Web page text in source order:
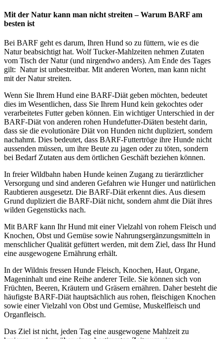
Mit der Natur kann man nicht streiten – Warum BARF am
besten ist
Bei BARF geht es darum, Ihren Hund so zu füttern, wie es die
Natur beabsichtigt hat. Wolf Tucker-Mahlzeiten nehmen Zutaten
vom Tisch der Natur (und nirgendwo anders). Am Ende des Tages
gilt: Natur ist unbestreitbar. Mit anderen Worten, man kann nicht
mit der Natur streiten.
Wenn Sie Ihrem Hund eine BARF-Diät geben möchten, bedeutet
dies im Wesentlichen, dass Sie Ihrem Hund kein gekochtes oder
verarbeitetes Futter geben können. Ein wichtiger Unterschied in der
BARF-Diät von anderen rohen Hundefutter-Diäten besteht darin,
dass sie die evolutionäre Diät von Hunden nicht dupliziert, sondern
nachahmt. Dies bedeutet, dass BARF-Futtertröge ihre Hunde nicht
aussenden müssen, um ihre Beute zu jagen oder zu töten, sondern
bei Bedarf Zutaten aus dem örtlichen Geschäft beziehen können.
In freier Wildbahn haben Hunde keinen Zugang zu tierärztlicher
Versorgung und sind anderen Gefahren wie Hunger und natürlichen
Raubtieren ausgesetzt. Die BARF-Diät erkennt dies. Aus diesem
Grund dupliziert die BARF-Diät nicht, sondern ahmt die Diät ihres
wilden Gegenstücks nach.
Mit BARF kann Ihr Hund mit einer Vielzahl von rohem Fleisch und
Knochen, Obst und Gemüse sowie Nahrungsergänzungsmitteln in
menschlicher Qualität gefüttert werden, mit dem Ziel, dass Ihr Hund
eine ausgewogene Ernährung erhält.
In der Wildnis fressen Hunde Fleisch, Knochen, Haut, Organe,
Mageninhalt und eine Reihe anderer Teile. Sie können sich von
Früchten, Beeren, Kräutern und Gräsern ernähren. Daher besteht die
häufigste BARF-Diät hauptsächlich aus rohen, fleischigen Knochen
sowie einer Vielzahl von Obst und Gemüse, Muskelfleisch und
Organfleisch.
Das Ziel ist nicht, jeden Tag eine ausgewogene Mahlzeit zu